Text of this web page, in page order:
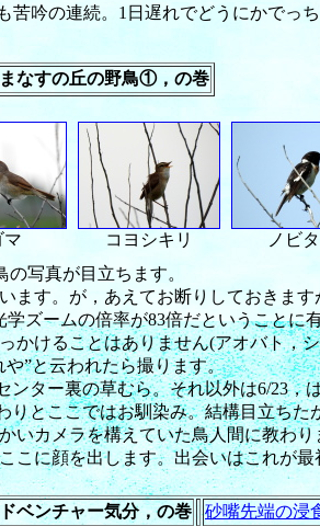
苦吟の連続。1日遅れでどうにかでっ
なすの丘の野鳥①，の巻
マ コヨシキリ
ノビ
の写真が目立ちます。
ます。が，あえてお断りしておきます
ズームの倍率が83倍だということに
かけることはありません(アオバト，
”と云われたら撮ります。
ンター裏の草むら。それ以外は6/23，
りとここではお馴染み。結構目立ちた
いカメラを構えていた鳥人間に教わり
こに顔を出します。出会いはこれが
ベンチャー気分，の巻 砂嘴先端の浸